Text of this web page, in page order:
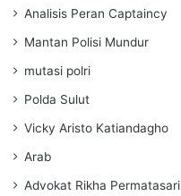
Analisis Peran Captaincy
Mantan Polisi Mundur
mutasi polri
Polda Sulut
Vicky Aristo Katiandagho
Arab
Advokat Rikha Permatasari